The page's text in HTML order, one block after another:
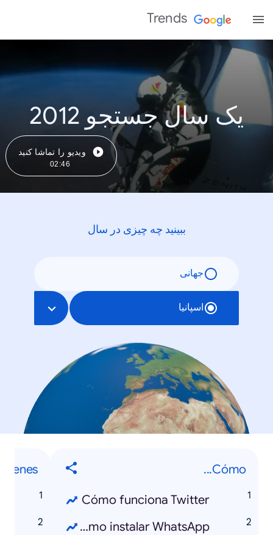
Trends
یک سال جستجو 2012
ویدیو را تماشا کنید
02:46
ببینید چه چیزی در سال
جهانی
اسپانیا
Cómo...
Cómo funciona Twitter
Cómo instalar WhatsApp